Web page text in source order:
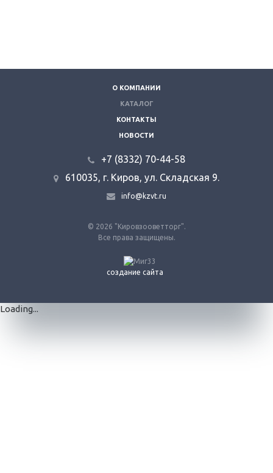
© 2026 "Кировзооветторг".
Все права защищены.
создание сайта
О КОМПАНИИ
КАТАЛОГ
КОНТАКТЫ
НОВОСТИ
+7 (8332) 70-44-58
610035, г. Киров, ул. Складская 9.
info@kzvt.ru
Loading...